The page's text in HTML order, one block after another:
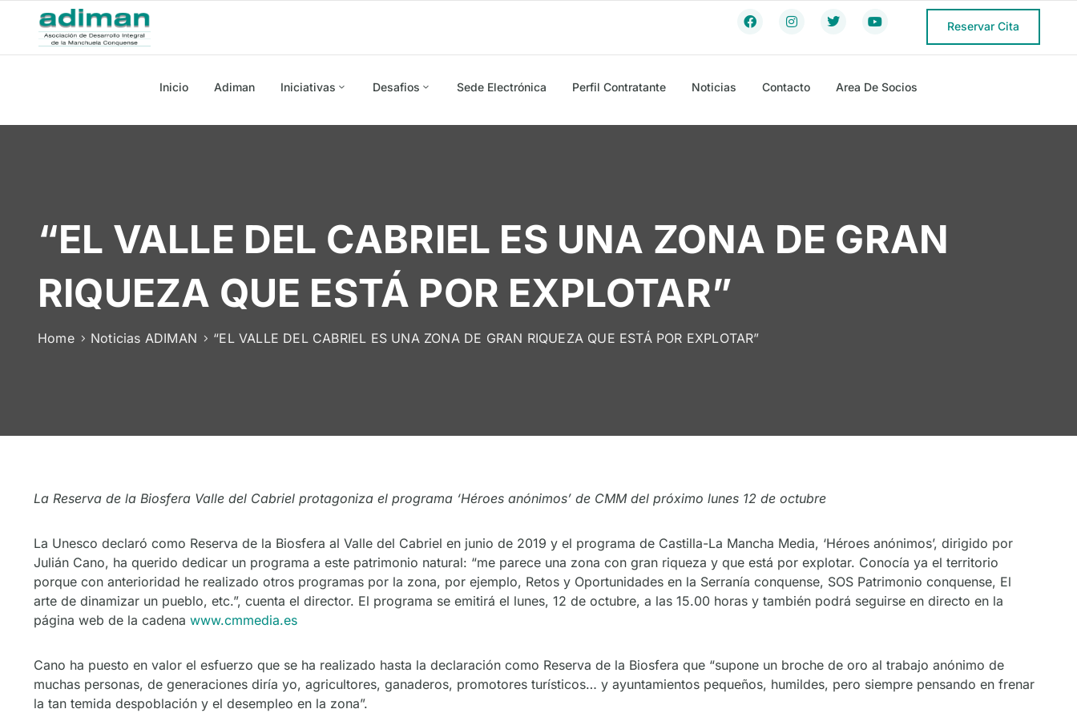
Reservar Cita
Inicio Adiman Iniciativas Desafios Sede Electrónica Perfil Contratante Noticias Contacto Area De Socios
“EL VALLE DEL CABRIEL ES UNA ZONA DE GRAN
RIQUEZA QUE ESTÁ POR EXPLOTAR”
Home Noticias ADIMAN “EL VALLE DEL CABRIEL ES UNA ZONA DE GRAN RIQUEZA QUE ESTÁ POR EXPLOTAR”
La Reserva de la Biosfera Valle del Cabriel protagoniza el programa ‘Héroes anónimos’ de CMM del próximo lunes 12 de octubre
La Unesco declaró como Reserva de la Biosfera al Valle del Cabriel en junio de 2019 y el programa de Castilla-La Mancha Media, ‘Héroes anónimos’, dirigido por
Julián Cano, ha querido dedicar un programa a este patrimonio natural: “me parece una zona con gran riqueza y que está por explotar. Conocía ya el territorio
porque con anterioridad he realizado otros programas por la zona, por ejemplo, Retos y Oportunidades en la Serranía conquense, SOS Patrimonio conquense, El
arte de dinamizar un pueblo, etc.”, cuenta el director. El programa se emitirá el lunes, 12 de octubre, a las 15.00 horas y también podrá seguirse en directo en la
página web de la cadena www.cmmedia.es
Cano ha puesto en valor el esfuerzo que se ha realizado hasta la declaración como Reserva de la Biosfera que “supone un broche de oro al trabajo anónimo de
muchas personas, de generaciones diría yo, agricultores, ganaderos, promotores turísticos… y ayuntamientos pequeños, humildes, pero siempre pensando en frenar
la tan temida despoblación y el desempleo en la zona”.